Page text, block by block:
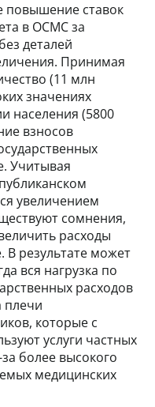
повышение ставок
в ОСМС за
деталей
Принимая
(11 млн
значениях
населения (5800
взносов
Учитывая
увеличением
сомнения,
расходы
В результате может
вся нагрузка по
расходов
плечи
которые с
услуги частных
более высокого
медицинских